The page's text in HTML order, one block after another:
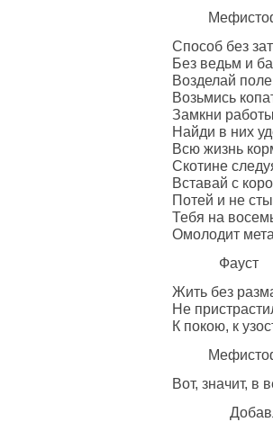
Способ без
Без ведьм и бабок
Возделай поле
Возьмись копать
Замкни работы в
Найди в них
Всю жизнь
Скотине следуя в
Вставай с
Потей и не
Тебя на
Омолодит
Фауст
Жить без
Не пристрастился
К покою, к узости
Вот, значит, в